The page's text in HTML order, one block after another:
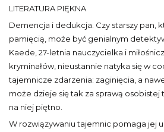
LITERATURA PIĘKNA
Demencja i dedukcja. Czy starszy pan,
pamięcią, może być genialnym
Kaede, 27-letnia nauczycielka i
kryminałów, nieustannie natyka się w
tajemnicze zdarzenia: zaginięcia, a
może dzieje się tak za sprawą osobistej
na niej piętno.
W rozwiązywaniu tajemnic pomaga jej